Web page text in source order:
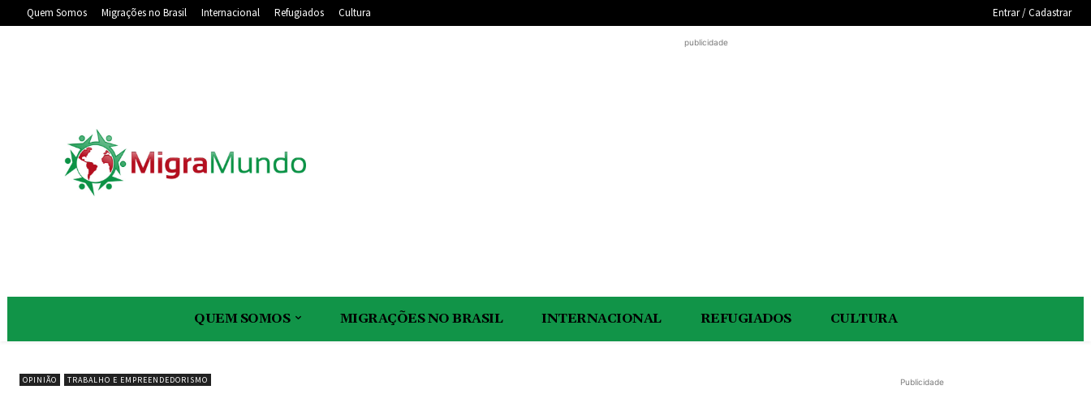
Quem Somos Migrações no Brasil Internacional Refugiados Cultura Entrar / Cadastrar
publicidade
QUEM SOMOS MIGRAÇÕES NO BRASIL INTERNACIONAL REFUGIADOS CULTURA
OPINIÃO TRABALHO E EMPREENDEDORISMO Publicidade